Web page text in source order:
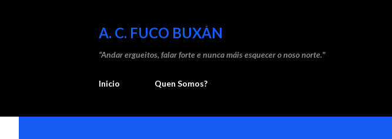
A. C. FUCO BUXÁN
“Andar ergueitos, falar forte e nunca máis esquecer o noso norte."
Inicio Quen Somos?